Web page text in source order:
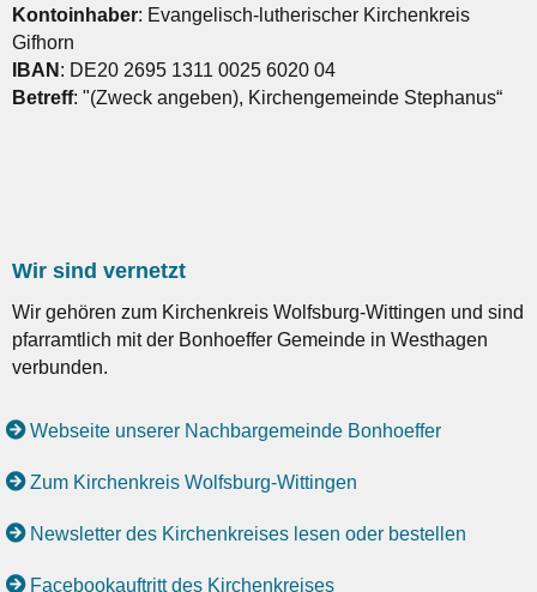
Kontoinhaber: Evangelisch-lutherischer Kirchenkreis
Gifhorn
IBAN : DE20 2695 1311 0025 6020 04
Betreff: "(Zweck angeben), Kirchengemeinde Stephanus“
Wir sind vernetzt
Wir gehören zum Kirchenkreis Wolfsburg-Wittingen und sind
pfarramtlich mit der Bonhoeffer Gemeinde in Westhagen
verbunden.
Webseite unserer Nachbargemeinde Bonhoeffer
Zum Kirchenkreis Wolfsburg-Wittingen
Newsletter des Kirchenkreises lesen oder bestellen
Facebookauftritt des Kirchenkreises